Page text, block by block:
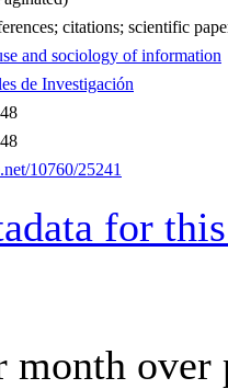
citations; scientific
and sociology of information
de Investigación
10760/25241
for
month over